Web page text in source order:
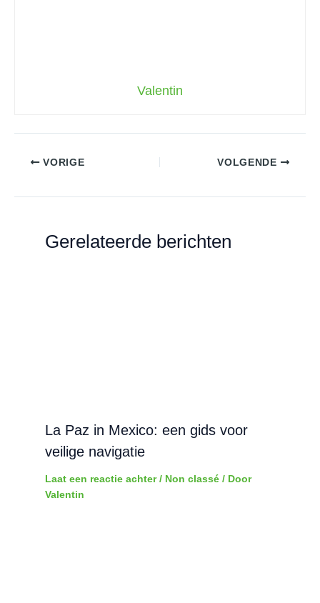
Valentin
VORIGE VOLGENDE
Gerelateerde berichten
La Paz in Mexico: een gids voor
veilige navigatie
Laat een reactie achter / Non classé/ Door
Valentin